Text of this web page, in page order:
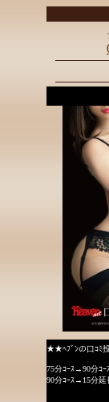
★★ﾍﾌﾞﾝの口ｺﾐ
75分ｺｰｽ→90分ｺｰ
90分ｺｰｽ→15分延